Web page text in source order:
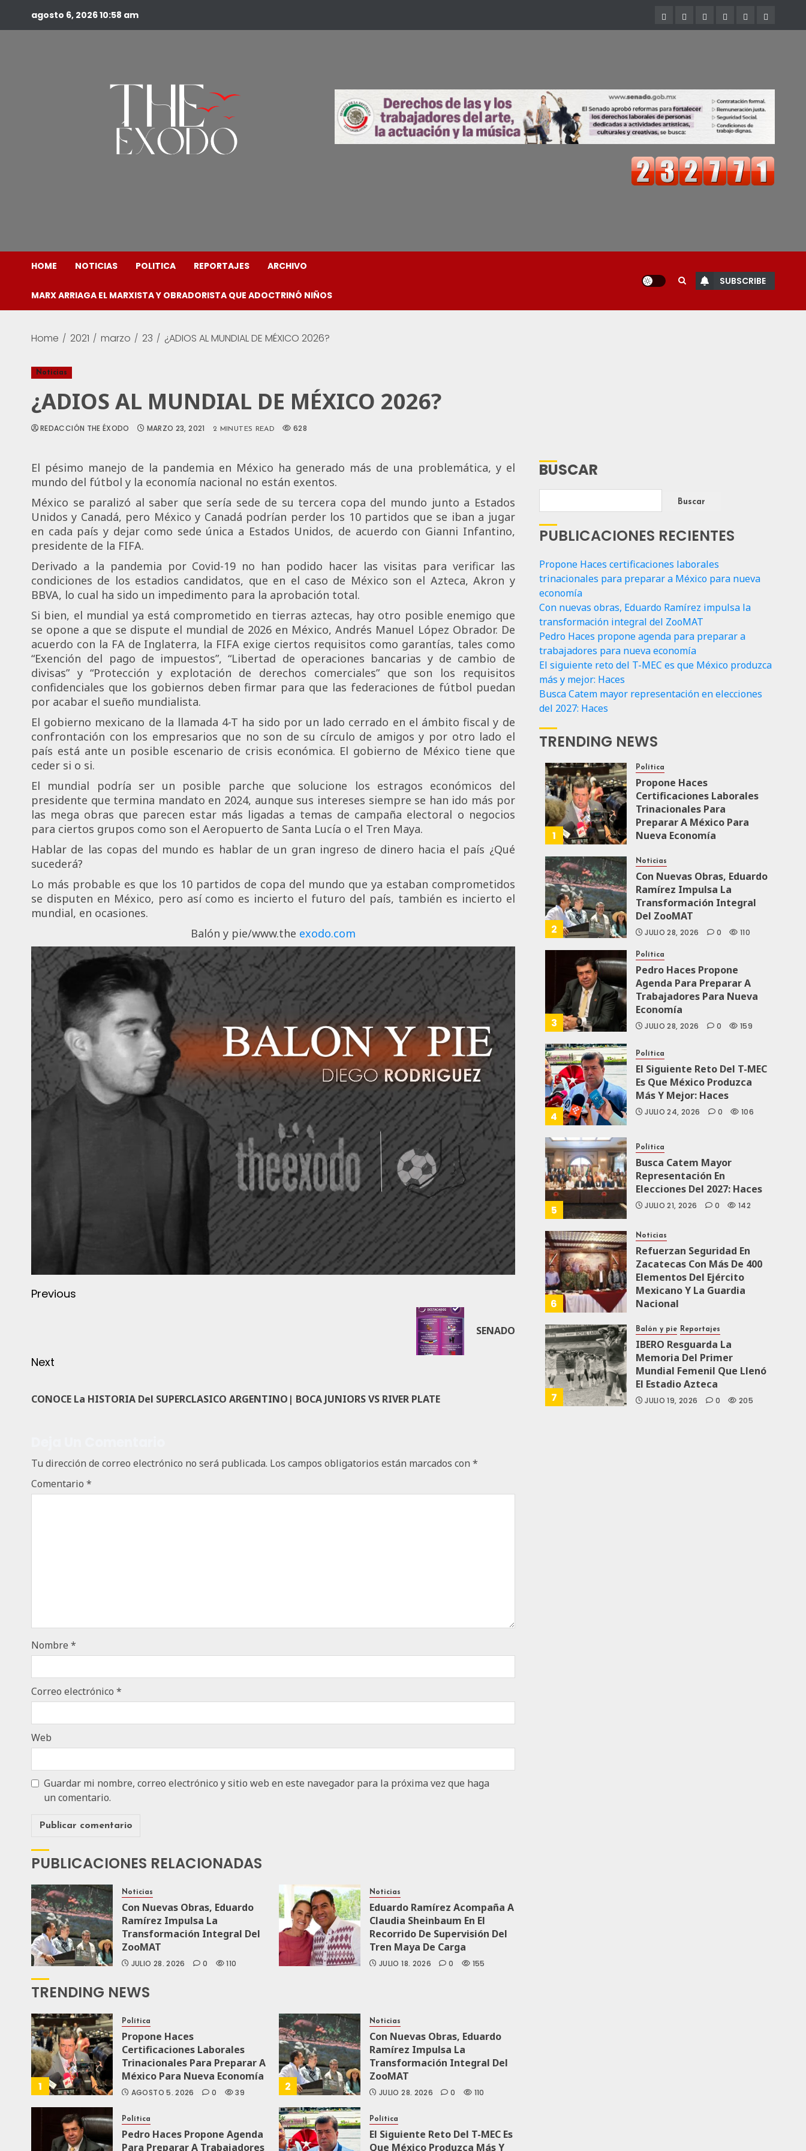
agosto 6, 202610:58 am
HOME NOTICIAS POLITICA REPORTAJES ARCHIVO
MARX ARRIAGA EL MARXISTA Y OBRADORISTA QUE ADOCTRINÓ NIÑOS
SUBSCRIBE
Home 2021 marzo 23 ¿ADIOS AL MUNDIAL DE MÉXICO 2026?
Noticias
¿ADIOS AL MUNDIAL DE MÉXICO 2026?
REDACCIÓN THE ÉXODO MARZO 23, 2021 2 MINUTES READ 628
El pésimo manejo de la pandemia en México ha generado más de una problemática, y el
mundo del fútbol y la economía nacional no están exentos.
México se paralizó al saber que sería sede de su tercera copa del mundo junto a Estados
Unidos y Canadá, pero México y Canadá podrían perder los 10 partidos que se iban a jugar
en cada país y dejar como sede única a Estados Unidos, de acuerdo con Gianni Infantino,
presidente de la FIFA.
Derivado a la pandemia por Covid-19 no han podido hacer las visitas para verificar las
condiciones de los estadios candidatos, que en el caso de México son el Azteca, Akron y
BBVA, lo cual ha sido un impedimento para la aprobación total.
Si bien, el mundial ya está comprometido en tierras aztecas, hay otro posible enemigo que
se opone a que se dispute el mundial de 2026 en México, Andrés Manuel López Obrador. De
acuerdo con la FA de Inglaterra, la FIFA exige ciertos requisitos como garantías, tales como
“Exención del pago de impuestos”, “Libertad de operaciones bancarias y de cambio de
divisas” y “Protección y explotación de derechos comerciales” que son los requisitos
confidenciales que los gobiernos deben firmar para que las federaciones de fútbol puedan
por acabar el sueño mundialista.
El gobierno mexicano de la llamada 4-T ha sido por un lado cerrado en el ámbito fiscal y de
confrontación con los empresarios que no son de su círculo de amigos y por otro lado el
país está ante un posible escenario de crisis económica. El gobierno de México tiene que
ceder si o si.
El mundial podría ser un posible parche que solucione los estragos económicos del
presidente que termina mandato en 2024, aunque sus intereses siempre se han ido más por
las mega obras que parecen estar más ligadas a temas de campaña electoral o negocios
para ciertos grupos como son el Aeropuerto de Santa Lucía o el Tren Maya.
Hablar de las copas del mundo es hablar de un gran ingreso de dinero hacia el país ¿Qué
sucederá?
Lo más probable es que los 10 partidos de copa del mundo que ya estaban comprometidos
se disputen en México, pero así como es incierto el futuro del país, también es incierto el
mundial, en ocasiones.
Balón y pie/www.the exodo.com
Previous
SENADO
Next
CONOCE La HISTORIA Del SUPERCLASICO ARGENTINO| BOCA JUNIORS VS RIVER PLATE
Tu dirección de correo electrónico no será publicada. Los campos obligatorios están marcados con *
Comentario *
Nombre *
Correo electrónico *
Web
Guardar mi nombre, correo electrónico y sitio web en este navegador para la próxima vez que haga
un comentario.
PUBLICACIONES RELACIONADAS
Noticias
Con Nuevas Obras, Eduardo
Ramírez Impulsa La
Transformación Integral Del
ZooMAT
JULIO 28, 2026 0 110
Noticias
Eduardo Ramírez Acompaña A
Claudia Sheinbaum En El
Recorrido De Supervisión Del
Tren Maya De Carga
JULIO 18, 2026 0 155
TRENDING NEWS
1
Política
Propone Haces
Certificaciones Laborales
Trinacionales Para Preparar A
México Para Nueva Economía
AGOSTO 5, 2026 0 39 2
Noticias
Con Nuevas Obras, Eduardo
Ramírez Impulsa La
Transformación Integral Del
ZooMAT
JULIO 28, 2026 0 110
Política
Pedro Haces Propone Agenda
Para Preparar A Trabajadores
Política
El Siguiente Reto Del T-MEC Es
Que México Produzca Más Y
BUSCAR
Buscar
PUBLICACIONES RECIENTES
Propone Haces certificaciones laborales
trinacionales para preparar a México para nueva
economía
Con nuevas obras, Eduardo Ramírez impulsa la
transformación integral del ZooMAT
Pedro Haces propone agenda para preparar a
trabajadores para nueva economía
El siguiente reto del T-MEC es que México produzca
más y mejor: Haces
Busca Catem mayor representación en elecciones
del 2027: Haces
TRENDING NEWS
1
Política
Propone Haces
Certificaciones Laborales
Trinacionales Para
Preparar A México Para
Nueva Economía
2
Noticias
Con Nuevas Obras, Eduardo
Ramírez Impulsa La
Transformación Integral
Del ZooMAT
JULIO 28, 2026 0 110
3
Política
Pedro Haces Propone
Agenda Para Preparar A
Trabajadores Para Nueva
Economía
JULIO 28, 2026 0 159
4
Política
El Siguiente Reto Del T-MEC
Es Que México Produzca
Más Y Mejor: Haces
JULIO 24, 2026 0 106
5
Política
Busca Catem Mayor
Representación En
Elecciones Del 2027: Haces
JULIO 21, 2026 0 142
6
Noticias
Refuerzan Seguridad En
Zacatecas Con Más De 400
Elementos Del Ejército
Mexicano Y La Guardia
Nacional
7
Balón y pie Reportajes
IBERO Resguarda La
Memoria Del Primer
Mundial Femenil Que Llenó
El Estadio Azteca
JULIO 19, 2026 0 205